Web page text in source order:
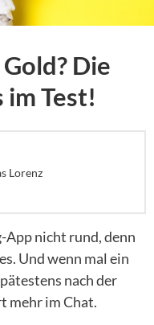
Die
Test!
Lorenz
nicht rund, denn
Und wenn mal ein
nach der
mehr im Chat.